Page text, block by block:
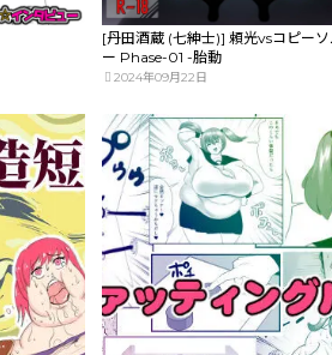
[丹田酒蔵 (七紳士)] 頼光vsコピー
ー Phase-01 -胎動
2024年09月22日